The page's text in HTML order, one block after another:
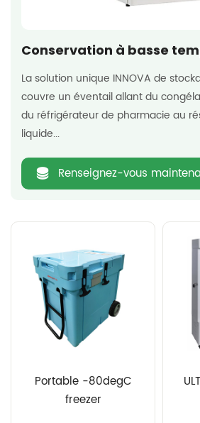
Conservation à basse
La solution unique INNOVA de
couvre un éventail allant du
du réfrigérateur de pharmacie au
liquide...
Renseignez-vous
Portable -80degC
freezer